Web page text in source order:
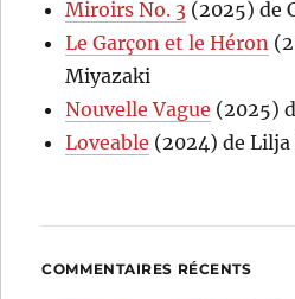
Miroirs No. 3 (2025) de
Le Garçon et le Héron
Miyazaki
Nouvelle Vague (2025)
Loveable (2024) de
COMMENTAIRES RÉCENTS